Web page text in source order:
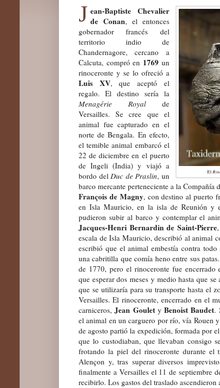
El
J ean-Baptiste Chevalier
de Conan, el entonces
gobernador francés del
territorio indio de
Chandernagore, cercano a
Calcuta, compró en 1769 un
rinoceronte y se lo ofreció a
Luis XV, que aceptó el
regalo. El destino sería la
Menagérie Royalde
Versailles. Se cree que el
animal fue capturado en el
norte de Bengala. En efecto,
el temible animal embarcó el
22 de diciembre en el puerto
de Ingeli (India) y viajó a
bordo delDuc de Praslin, un
barco mercante perteneciente a la Compañía
François de Magny, con destino al puerto
en Isla Mauricio, en la isla de Reunión y
pudieron subir al barco y contemplar el
Jacques-Henri Bernardin de Saint-Pierre
escala de Isla Mauricio, describió al animal
escribió que el animal embestía contra
una cabritilla que comía heno entre sus
de 1770, pero el rinoceronte fue
que esperar dos meses y medio hasta que
que se utilizaría para su transporte hasta el
Versailles. El rinoceronte, encerrado en el
carniceros,Jean GouletyBenoist Baudet.
el animal en un carguero por río, vía Rouen
de agosto partió la expedición, formada por
que lo custodiaban, que llevaban consigo
frotando la piel del rinoceronte durante
Alençon y, tras superar diversos
finalmente a Versailles el 11 de septiembre
recibirlo. Los gastos del traslado ascendieron